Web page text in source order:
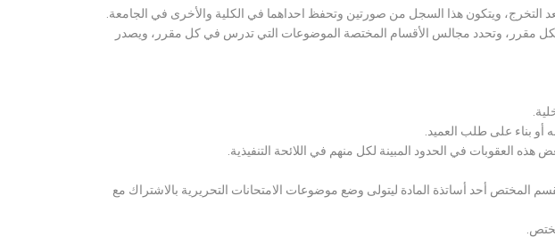
ويتكون هذا السجل من صورتين وتحفظ احداهما في الكلية والأخرى في الجامعة.
لكل مقرر، وتحدد مجالس الأقسام المختصة الموضوعات التي تدرس في كل مقرر، ويصدر
بناء على طلب العميد.
العقوبات في الحدود المبينة لكل منهم في اللائحة التنفيذية.
المختص أحد أساتذة المادة ليتولى وضع موضوعات الامتحانات التحريرية بالاشتراك مع